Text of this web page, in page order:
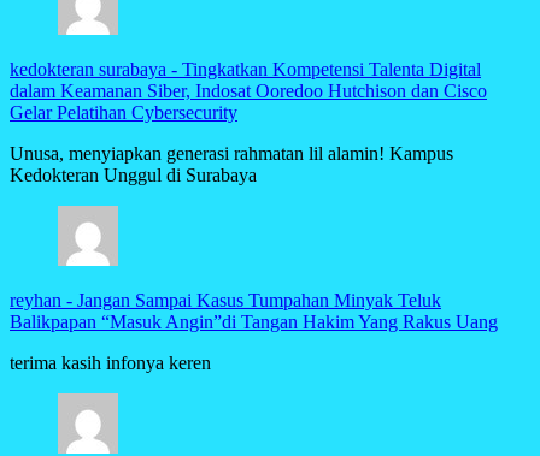
kedokteran surabaya - Tingkatkan Kompetensi Talenta Digital
dalam Keamanan Siber, Indosat Ooredoo Hutchison dan Cisco
Gelar Pelatihan Cybersecurity
Unusa, menyiapkan generasi rahmatan lil alamin! Kampus
Kedokteran Unggul di Surabaya
reyhan - Jangan Sampai Kasus Tumpahan Minyak Teluk
Balikpapan “Masuk Angin”di Tangan Hakim Yang Rakus Uang
terima kasih infonya keren